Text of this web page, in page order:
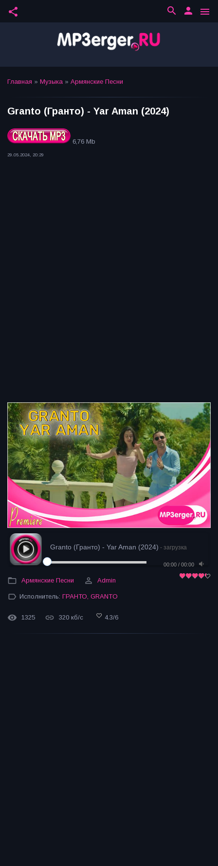
share menu
person
search
Главная » Музыка » Армянские Песни
Granto (Гранто) - Yar Aman (2024)
6,76 Mb
29.05.2024, 20:29
Granto (Гранто) - Yar Aman (2024) - загрузка
00:00 / 00:00
Армянские Песни Admin
Исполнитель: ГРАНТО GRANTO
1325 320 кб/с 4.3/6